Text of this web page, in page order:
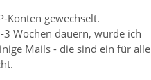
Konten gewechselt.
Wochen dauern, wurde ich
Mails - die sind ein für alle